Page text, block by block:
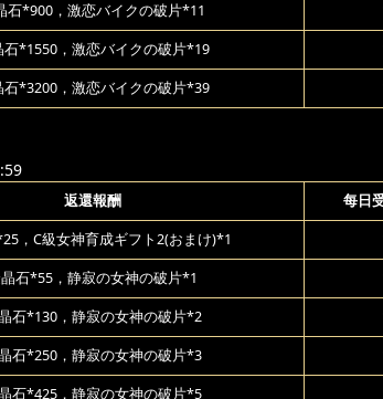
石*900，激恋バイクの破片*11
石*1550，激恋バイクの破片*19
石*3200，激恋バイクの破片*39
返還報酬 每日
，C級女神育成ギフト2(おまけ)*1
石*55，静寂の女神の破片*1
石*130，静寂の女神の破片*2
石*250，静寂の女神の破片*3
石*425，静寂の女神の破片*5